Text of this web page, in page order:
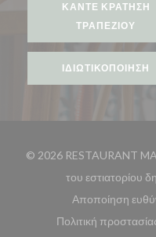
ΚΆΝΤΕ ΚΡΆΤΗΣΗ
ΤΡΑΠΕΖΙΟΎ
ΙΔΙΩΤΙΚΟΠΟΊΗΣΗ
© 2026 RESTAURANT
του εστιατορίου
Αποποίηση
Πολιτική